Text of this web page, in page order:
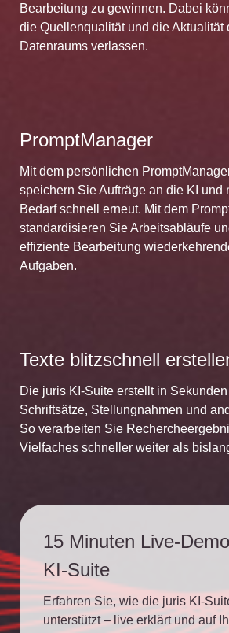
Bearbeitung zu gewinnen. Dabei
die Quellenqualität und die Aktualität
Datenraums verlassen.
PromptManager
Mit dem persönlichen
speichern Sie Aufträge an die KI und
Bedarf schnell erneut. Mit dem
standardisieren Sie Arbeitsabläufe
effiziente Bearbeitung
Aufgaben.
Texte blitzschnell
Die juris KI-Suite erstellt in
Schriftsätze, Stellungnahmen und
So verarbeiten Sie
Vielfaches schneller weiter als
15 Minuten Live-
KI-Suite
Erfahren Sie, wie die juris KI-
unterstützt – live erklärt und auf